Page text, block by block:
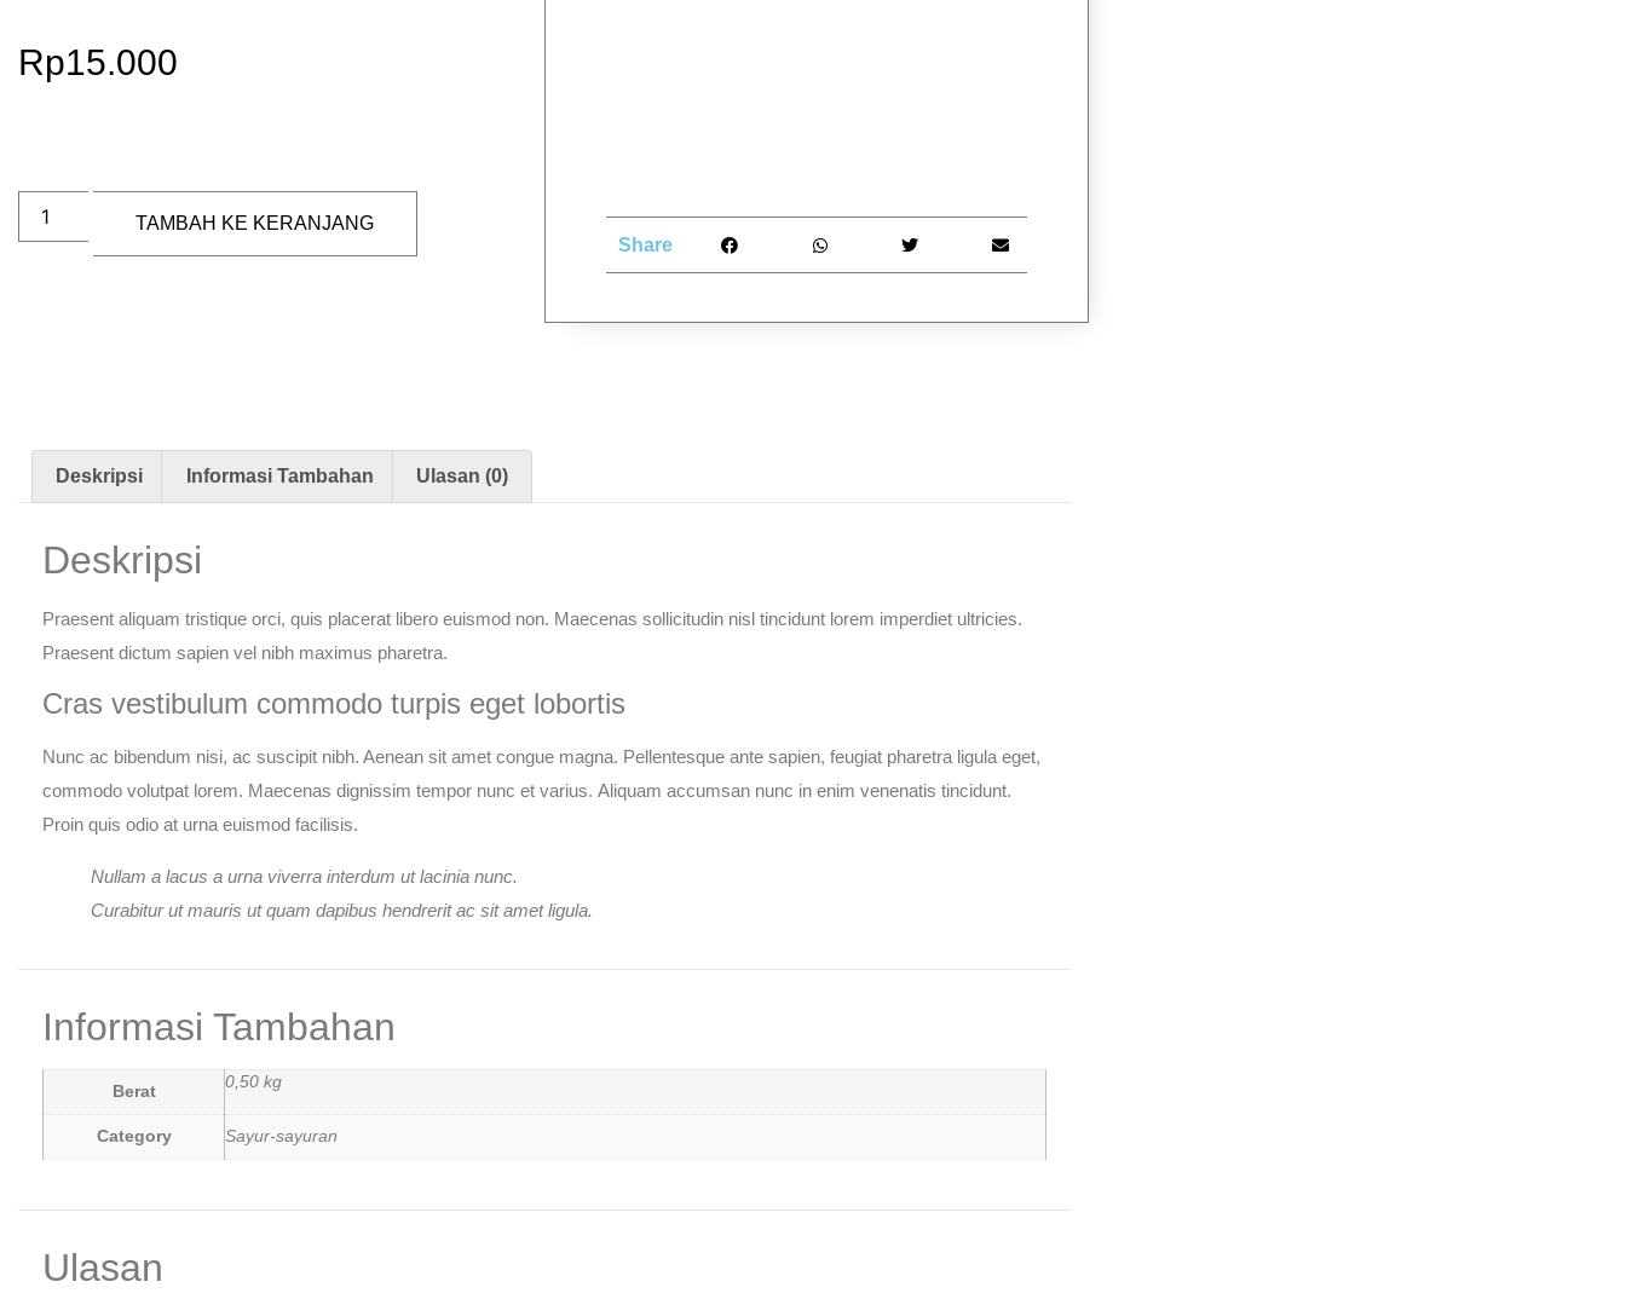
Rp15.000
TAMBAH KE KERANJANG
Share
Deskripsi Informasi Tambahan Ulasan (0)
Deskripsi
Praesent aliquam tristique orci, quis placerat libero euismod non. Maecenas sollicitudin nisl tincidunt lorem imperdiet ultricies.
Praesent dictum sapien vel nibh maximus pharetra.
Cras vestibulum commodo turpis eget lobortis
Nunc ac bibendum nisi, ac suscipit nibh. Aenean sit amet congue magna. Pellentesque ante sapien, feugiat pharetra ligula eget,
commodo volutpat lorem. Maecenas dignissim tempor nunc et varius. Aliquam accumsan nunc in enim venenatis tincidunt.
Proin quis odio at urna euismod facilisis.
Nullam a lacus a urna viverra interdum ut lacinia nunc.
Curabitur ut mauris ut quam dapibus hendrerit ac sit amet ligula.
Informasi Tambahan
Berat
0,50 kg
Category Sayur-sayuran
Ulasan